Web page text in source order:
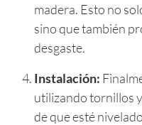
madera. Esto no
sino que también
desgaste.
Instalación:
utilizando tornillos
de que esté